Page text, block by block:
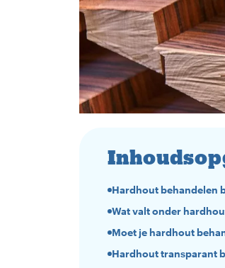
Hardhout behandelen
Wat valt onder
Moet je hardhout
Hardhout transparant